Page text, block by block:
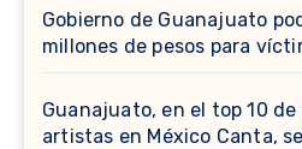
Gobierno de Guanajuato
millones de pesos para
Guanajuato, en el top 10
artistas en México Canta,